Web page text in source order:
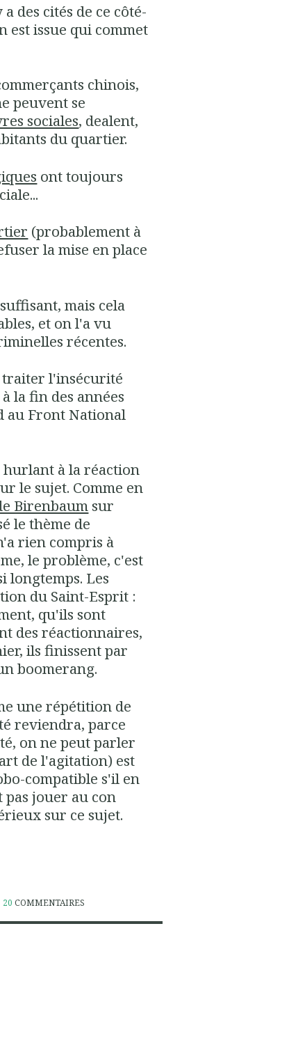
des cités de ce côté-
est issue qui commet
chinois,
peuvent se
sociales, dealent,
du quartier.
ont toujours
(probablement à
la mise en place
mais cela
et on l'a vu
récentes.
traiter l'insécurité
la fin des années
au Front National
hurlant à la réaction
le sujet. Comme en
Birenbaumsur
le thème de
rien compris à
le problème, c'est
longtemps. Les
du Saint-Esprit :
qu'ils sont
des réactionnaires,
ils finissent par
boomerang.
une répétition de
reviendra, parce
on ne peut parler
de l'agitation) est
compatible s'il en
jouer au con
sur ce sujet.
20 COMMENTAIRES